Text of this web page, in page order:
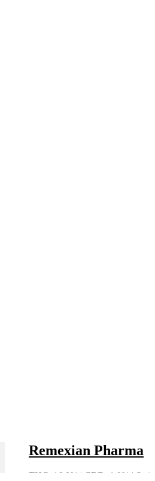
Remexian Pharma
THC: 16.0% | CBD: 1.0% | Sativa